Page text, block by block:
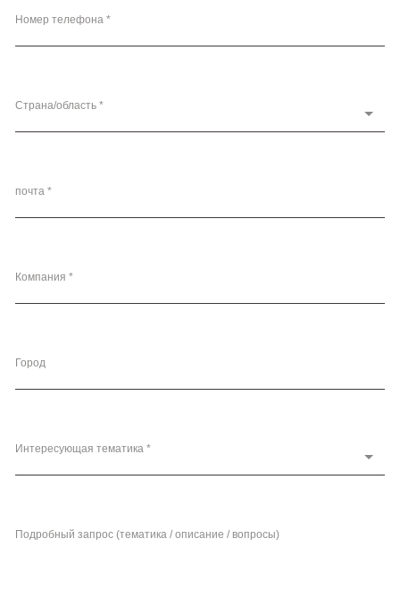
Номер телефона *
Страна/область *
почта *
Компания *
Город
Интересующая тематика *
Подробный запрос (тематика / описание / вопросы)